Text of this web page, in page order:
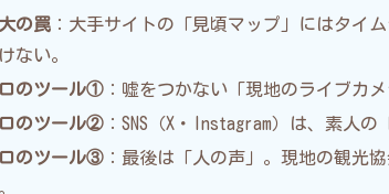
の罠 ：大手サイトの「見頃マップ」にはタイ
ない。
のツール① ：嘘をつかない「現地のライブカ
のツール② ：SNS（X・Instagram）は、素人
のツール③ ：最後は「人の声」。現地の観光